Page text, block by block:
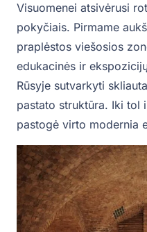
Visuomenei atsivėrusi
pokyčiais. Pirmame
praplėstos viešosios
edukacinės ir
Rūsyje sutvarkyti
pastato struktūra. Iki tol
pastogė virto modernia